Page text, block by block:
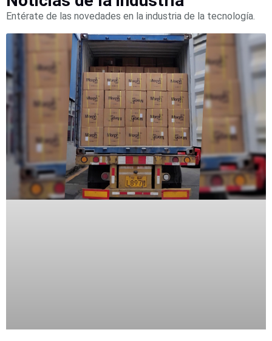
Sólido
Software
Analíticas
EPCOM
HIKVISIONHoneywellWisenet
Wave
XMR
CEIBAII /
KAPOK
Videograbadoras
Móviles,
Dash
Cams y
Body
Entérate de las novedades en la industria de la tecnología.